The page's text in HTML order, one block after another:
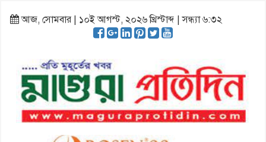
আজ, সোমবার | ১০ই আগস্ট, ২০২৬ খ্রিস্টাব্দ | সন্ধ্যা ৬:৩২